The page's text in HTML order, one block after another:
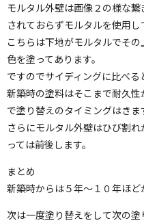
モルタル外壁は画像２の様な
されておらずモルタルを使用し
こちらは下地がモルタルでそ
色を塗ってあります。
ですのでサイディングに比べ
新築時の塗料はそこまで耐久
で塗り替えのタイミングはきま
さらにモルタル外壁はひび割
っては前後します。
まとめ
新築時からは５年〜１０年ほど
次は一度塗り替えをして次の